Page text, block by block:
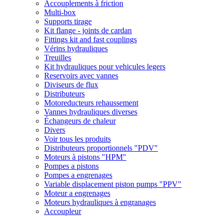
Accouplements à friction
Multi-box
Supports tirage
Kit flange - joints de cardan
Fittings kit and fast couplings
Vérins hydrauliques
Treuilles
Kit hydrauliques pour vehicules legers
Reservoirs avec vannes
Diviseurs de flux
Distributeurs
Motoreducteurs rehaussement
Vannes hydrauliques diverses
Échangeurs de chaleur
Divers
Voir tous les produits
Distributeurs proportionnels "PDV"
Moteurs à pistons "HPM"
Pompes a pistons
Pompes a engrenages
Variable displacement piston pumps "PPV"
Moteur a engrenages
Moteurs hydrauliques à engranages
Accoupleur